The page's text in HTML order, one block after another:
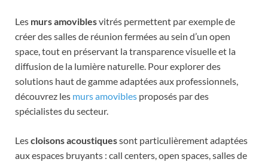
Les murs amoviblesvitrés permettent par exemple de
créer des salles de réunion fermées au sein d’un open
space, tout en préservant la transparence visuelle et la
diffusion de la lumière naturelle. Pour explorer des
solutions haut de gamme adaptées aux professionnels,
découvrez les murs amovibles proposés par des
spécialistes du secteur.
Lescloisons acoustiquessont particulièrement adaptées
aux espaces bruyants : call centers, open spaces, salles de